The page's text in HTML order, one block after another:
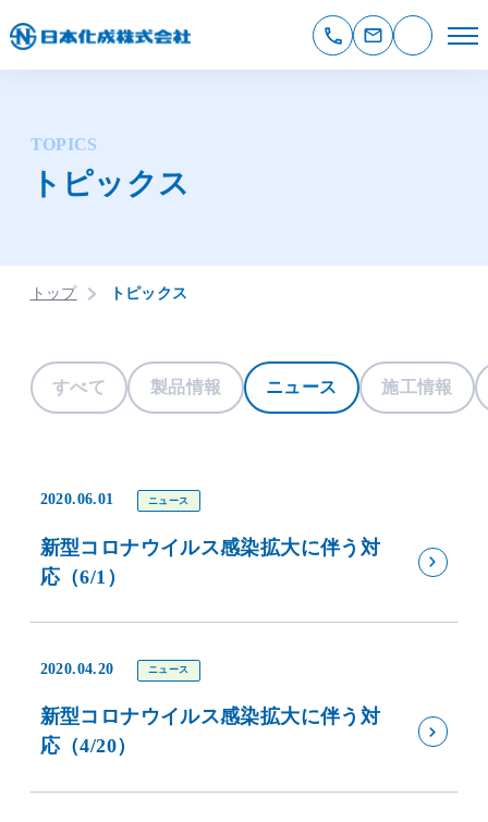
TOPICS
トピックス
トップ トピックス
すべて 製品情報 ニュース 施工情報
2020.06.01 ニュース
新型コロナウイルス感染拡大に伴う対
応（6/1）
2020.04.20 ニュース
新型コロナウイルス感染拡大に伴う対
応（4/20）